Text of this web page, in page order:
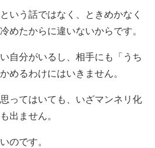
いう話ではなく、ときめかなく
めたからに違いないからです。
自分がいるし、相手にも「うち
めるわけにはいきません。
ってはいても、いざマンネリ化
出ません。
のです。